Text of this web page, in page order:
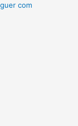
com